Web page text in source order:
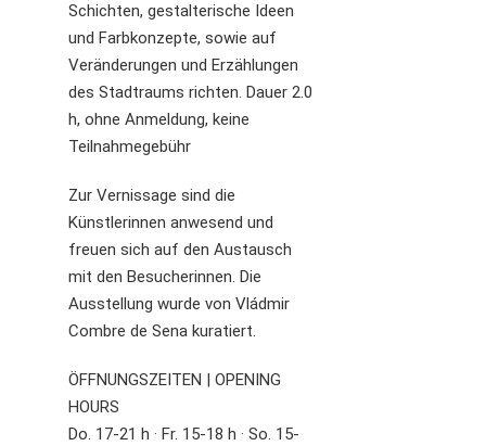
Schichten, gestalterische Ideen
und Farbkonzepte, sowie auf
Veränderungen und Erzählungen
des Stadtraums richten. Dauer 2.0
h, ohne Anmeldung, keine
Teilnahmegebühr
Zur Vernissage sind die
Künstlerinnen anwesend und
freuen sich auf den Austausch
mit den Besucherinnen. Die
Ausstellung wurde von Vládmir
Combre de Sena kuratiert.
ÖFFNUNGSZEITEN | OPENING
HOURS
Do. 17-21 h · Fr. 15-18 h · So. 15-